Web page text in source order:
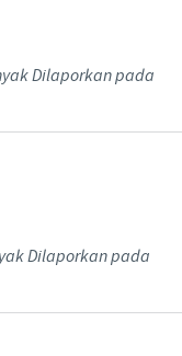
Dilaporkan pada
Dilaporkan pada